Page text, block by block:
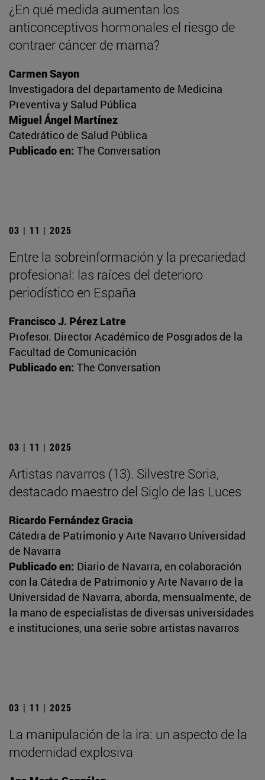
¿En qué medida aumentan los
anticonceptivos hormonales el riesgo de
contraer cáncer de mama?
Carmen Sayon
Investigadora del departamento de Medicina
Preventiva y Salud Pública
Miguel Ángel Martínez
Catedrático de Salud Pública
Publicado en: The Conversation
03 | 11 | 2025
Entre la sobreinformación y la precariedad
profesional: las raíces del deterioro
periodístico en España
Francisco J. Pérez Latre
Profesor. Director Académico de Posgrados de la
Facultad de Comunicación
Publicado en: The Conversation
03 | 11 | 2025
Artistas navarros (13). Silvestre Soria,
destacado maestro del Siglo de las Luces
Ricardo Fernández Gracia
Cátedra de Patrimonio y Arte Navarro Universidad
de Navarra
Publicado en: Diario de Navarra, en colaboración
con la Cátedra de Patrimonio y Arte Navarro de la
Universidad de Navarra, aborda, mensualmente, de
la mano de especialistas de diversas universidades
e instituciones, una serie sobre artistas navarros
03 | 11 | 2025
La manipulación de la ira: un aspecto de la
modernidad explosiva